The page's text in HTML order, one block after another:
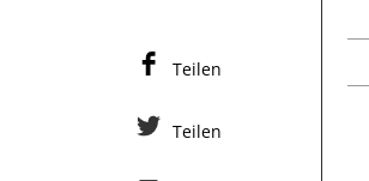
Teilen
Teilen